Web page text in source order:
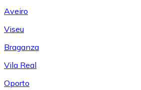
Aveiro
Viseu
Braganza
Vila Real
Oporto